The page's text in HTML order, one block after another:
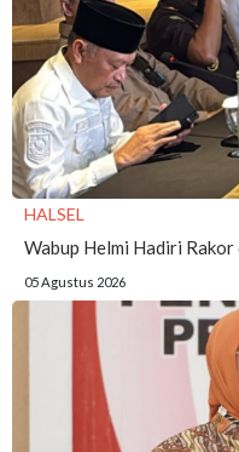
HALSEL
Wabup Helmi Hadiri Rakor
05 Agustus 2026